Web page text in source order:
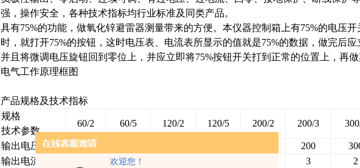
欢迎您！
强，操作安全，各种技术指标均行业标准及同类产品。
具有75%的功能，做氧化锌避雷器测量带来的方便。本仪器控制箱上有75%的电压
时，就打开75%的按钮，这时电压表、电流表所显示的值就是75%的数据，做完后应
并且将微调电压旋钮回到零位上，并应立即将75%按钮开关打到正常的位置上，再做
电气工作原理框图
产品规格及技术指标
规格
技术参数
60/2 60/5 120/2 120/5 200/2 200/3
输出电压(kv)
60 200
输出电流(mA) 5 3
2